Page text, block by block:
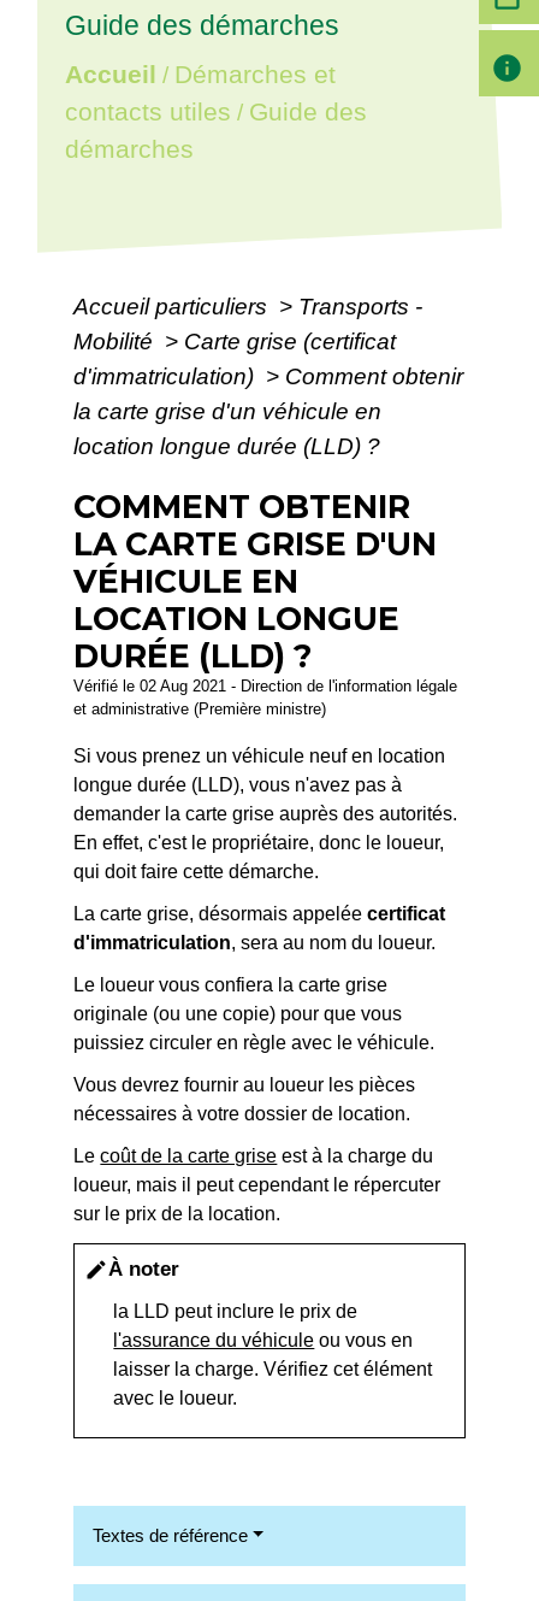
Guide des démarches
Accueil / Démarches et
contacts utiles / Guide des
démarches
Accueil particuliers > Transports -
Mobilité > Carte grise (certificat
d'immatriculation) > Comment obtenir
la carte grise d'un véhicule en
location longue durée (LLD) ?
COMMENT OBTENIR
LA CARTE GRISE D'UN
VÉHICULE EN
LOCATION LONGUE
DURÉE (LLD) ?
Vérifié le 02 Aug 2021 - Direction de l'information légale
et administrative (Première ministre)
Si vous prenez un véhicule neuf en location
longue durée (LLD), vous n'avez pas à
demander la carte grise auprès des autorités.
En effet, c'est le propriétaire, donc le loueur,
qui doit faire cette démarche.
La carte grise, désormais appeléecertificat
d'immatriculation, sera au nom du loueur.
Le loueur vous confiera la carte grise
originale (ou une copie) pour que vous
puissiez circuler en règle avec le véhicule.
Vous devrez fournir au loueur les pièces
nécessaires à votre dossier de location.
Lecoût de la carte grise est à la charge du
loueur, mais il peut cependant le répercuter
sur le prix de la location.
editÀ noter
la LLD peut inclure le prix de
l'assurance du véhicule ou vous en
laisser la charge. Vérifiez cet élément
avec le loueur.
Textes de référence
info